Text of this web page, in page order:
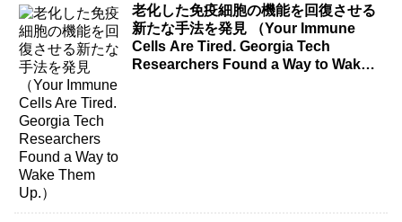
老化した免疫細胞の機能を回復させる
新たな手法を発見 （Your Immune
Cells Are Tired. Georgia Tech
Researchers Found a Way to Wake